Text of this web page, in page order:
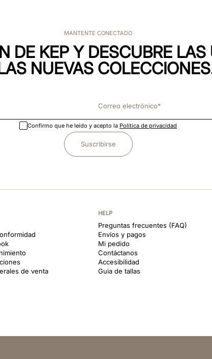
MANTENTE CONECTADO
DE KEP Y DESCUBRE
NUEVAS
Confirmo que he leído y acepto la Política de privacidad
Suscribirse
de venta
HELP
Preguntas frecuentes (FAQ)
Envíos y pagos
Mi pedido
Contáctanos
Accesibilidad
Guia de tallas